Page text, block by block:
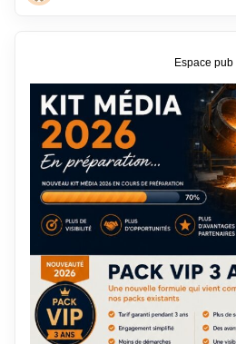
Espace pub